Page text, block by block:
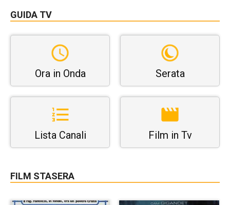
GUIDA TV
Ora in Onda Serata
Lista Canali Film in Tv
FILM STASERA